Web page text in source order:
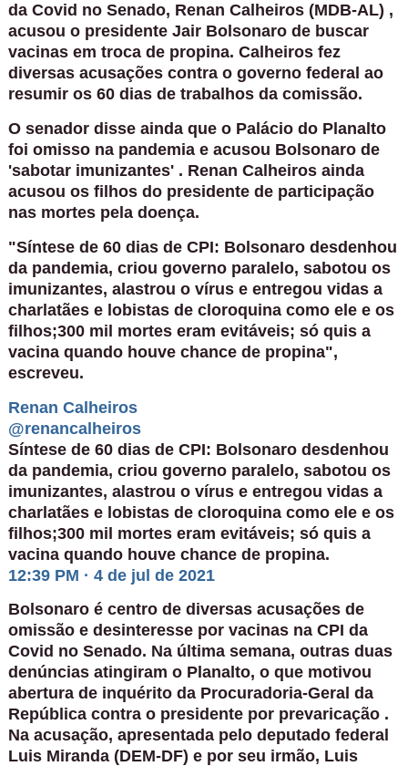
da Covid no Senado, Renan Calheiros (MDB-AL) ,
acusou o presidente Jair Bolsonarode buscar
vacinas em troca de propina. Calheiros fez
diversas acusações contra o governo federal ao
resumir os 60 dias de trabalhos da comissão.
O senador disse ainda que o Palácio do Planalto
foi omisso na pandemia e acusou Bolsonaro de
'sabotar imunizantes'. Renan Calheiros ainda
acusou os filhos do presidente de participação
nas mortes pela doença.
"Síntese de 60 dias de CPI: Bolsonaro desdenhou
da pandemia, criou governo paralelo, sabotou os
imunizantes, alastrou o vírus e entregou vidas a
charlatães e lobistas de cloroquina como ele e os
filhos;300 mil mortes eram evitáveis; só quis a
vacina quando houve chance de propina",
escreveu.
Renan Calheiros
@renancalheiros
Síntese de 60 dias de CPI: Bolsonaro desdenhou
da pandemia, criou governo paralelo, sabotou os
imunizantes, alastrou o vírus e entregou vidas a
charlatães e lobistas de cloroquina como ele e os
filhos;300 mil mortes eram evitáveis; só quis a
vacina quando houve chance de propina.
12:39 PM · 4 de jul de 2021
Bolsonaro é centro de diversas acusações de
omissão e desinteresse por vacinas na CPI da
Covid no Senado. Na última semana, outras duas
denúncias atingiram o Planalto, o que motivou
abertura de inquérito da Procuradoria-Geral da
República contra o presidente por prevaricação.
Na acusação, apresentada pelo deputado federal
Luis Miranda (DEM-DF) e por seu irmão, Luis